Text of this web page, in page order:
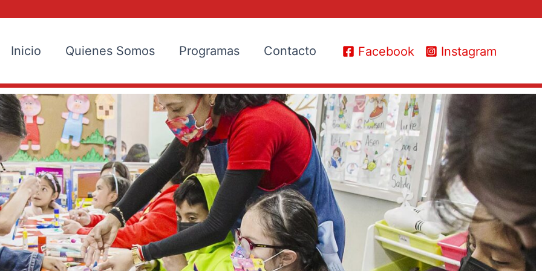
Inicio Quienes Somos Programas Contacto Facebook Instagram